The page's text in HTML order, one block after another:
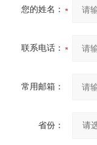
您的姓名：
联系电话：
常用邮箱：
省份：